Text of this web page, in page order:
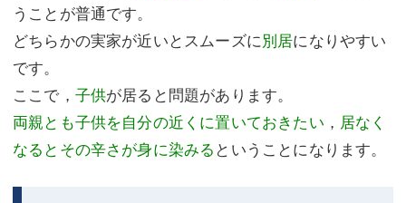
川口事務所（埼玉県川口市）
お問い合せフォーム
うことが普通です。
どちらかの実家が近いとスムーズに別居になりやすい
です。
ここで， 子供が居ると問題があります。
両親とも子供を自分の近くに置いておきたい ， 居なく
なるとその辛さが身に染みる ということになります。